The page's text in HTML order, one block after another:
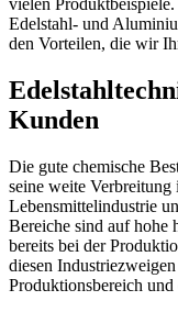
vielen
Edelstahl- und
den Vorteilen, die wir
Kunden
Die gute chemische
seine weite Verbreitung
Lebensmittelindustrie
Bereiche sind auf hohe
bereits bei der
diesen
Produktionsbereich